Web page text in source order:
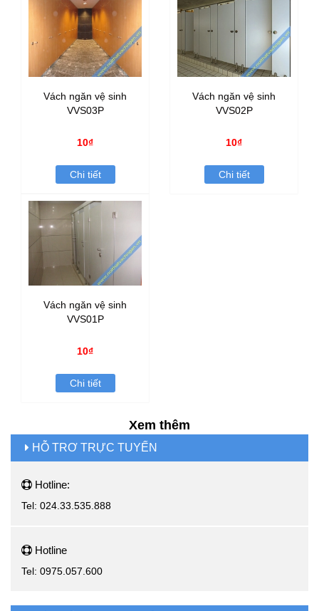
Vách ngăn vệ sinh
VVS03P
10₫
Chi tiết
Vách ngăn vệ sinh
VVS02P
10₫
Chi tiết
Vách ngăn vệ sinh
VVS01P
10₫
Chi tiết
Xem thêm
HỖ TRƠ TRỰC TUYẾN
Hotline:
Tel: 024.33.535.888
Hotline
Tel: 0975.057.600